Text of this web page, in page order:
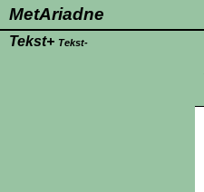
MetAriadne
Tekst+ Tekst-